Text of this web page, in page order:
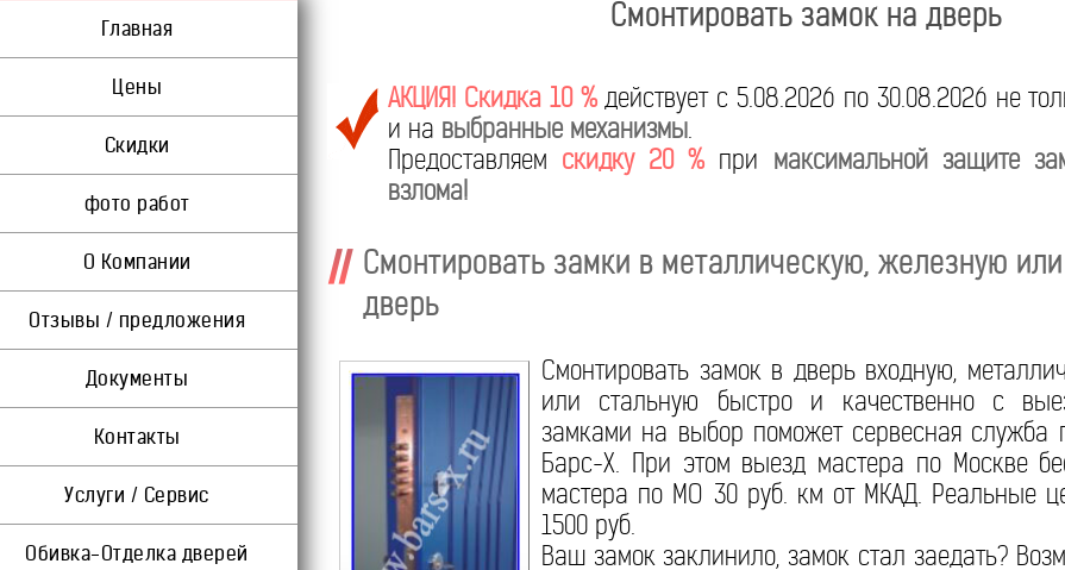
Главная
Цены
Скидки
фото работ
О Компании
Отзывы / предложения
Документы
Контакты
Услуги / Сервис
Обивка-Отделка дверей
Смонтировать замок на дверь
АКЦИЯ! Скидка 10 %действует с 5.08.2026 по 30.08.2026 не
и на выбранные механизмы.
Предоставляем скидку 20 % при максимальной защите
взлома!
Смонтировать замки в металлическую, железную
дверь
Смонтировать замок в дверь входную,
или стальную быстро и качественно с
замками на выбор поможет сервесная служба
Барс-Х. При этом выезд мастера по Москве
мастера по МО 30 руб. км от МКАД. Реальные
1500 руб.
Ваш замок заклинило, замок стал заедать?